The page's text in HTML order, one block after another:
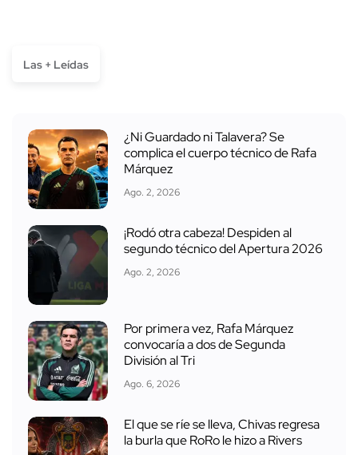
Las + Leídas
¿Ni Guardado ni Talavera? Se
complica el cuerpo técnico de Rafa
Márquez
Ago. 2, 2026
¡Rodó otra cabeza! Despiden al
segundo técnico del Apertura 2026
Ago. 2, 2026
Por primera vez, Rafa Márquez
convocaría a dos de Segunda
División al Tri
Ago. 6, 2026
El que se ríe se lleva, Chivas regresa
la burla que RoRo le hizo a Rivers